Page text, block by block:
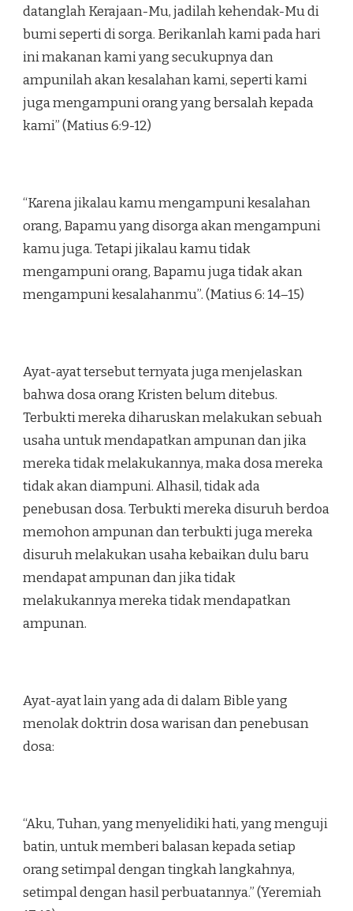
datanglah Kerajaan-Mu, jadilah kehendak-Mu di
bumi seperti di sorga. Berikanlah kami pada hari
ini makanan kami yang secukupnya dan
ampunilah akan kesalahan kami, seperti kami
juga mengampuni orang yang bersalah kepada
kami” (Matius 6:9-12)
“Karena jikalau kamu mengampuni kesalahan
orang, Bapamu yang disorga akan mengampuni
kamu juga. Tetapi jikalau kamu tidak
mengampuni orang, Bapamu juga tidak akan
mengampuni kesalahanmu”. (Matius 6: 14–15)
Ayat-ayat tersebut ternyata juga menjelaskan
bahwa dosa orang Kristen belum ditebus.
Terbukti mereka diharuskan melakukan sebuah
usaha untuk mendapatkan ampunan dan jika
mereka tidak melakukannya, maka dosa mereka
tidak akan diampuni. Alhasil, tidak ada
penebusan dosa. Terbukti mereka disuruh berdoa
memohon ampunan dan terbukti juga mereka
disuruh melakukan usaha kebaikan dulu baru
mendapat ampunan dan jika tidak
melakukannya mereka tidak mendapatkan
ampunan.
Ayat-ayat lain yang ada di dalam Bible yang
menolak doktrin dosa warisan dan penebusan
dosa:
“Aku, Tuhan, yang menyelidiki hati, yang menguji
batin, untuk memberi balasan kepada setiap
orang setimpal dengan tingkah langkahnya,
setimpal dengan hasil perbuatannya.” (Yeremiah